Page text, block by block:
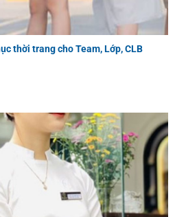
thời trang cho Team, Lớp, CLB